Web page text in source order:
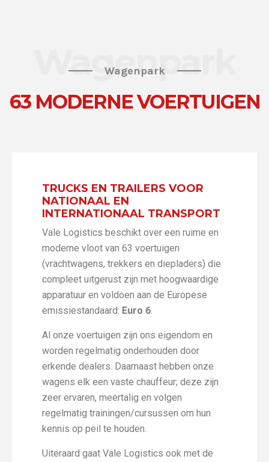
Wagenpark
63 MODERNE VOERTUIGEN
Wagenpark
TRUCKS EN TRAILERS VOOR
NATIONAAL EN
INTERNATIONAAL TRANSPORT
Vale Logistics beschikt over een ruime en
moderne vloot van 63 voertuigen
(vrachtwagens, trekkers en diepladers) die
compleet uitgerust zijn met hoogwaardige
apparatuur en voldoen aan de Europese
emissiestandaard: Euro 6.
Al onze voertuigen zijn ons eigendom en
worden regelmatig onderhouden door
erkende dealers. Daarnaast hebben onze
wagens elk een vaste chauffeur; deze zijn
zeer ervaren, meertalig en volgen
regelmatig trainingen/cursussen om hun
kennis op peil te houden.
Uiteraard gaat Vale Logistics ook met de